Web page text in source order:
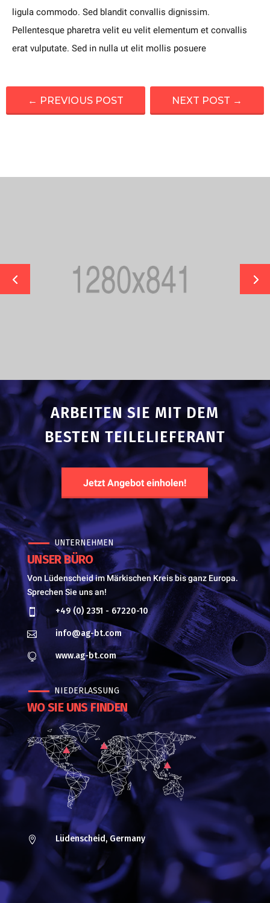
ligula commodo. Sed blandit convallis dignissim.
Pellentesque pharetra velit eu velit elementum et convallis
erat vulputate. Sed in nulla ut elit mollis posuere
← PREVIOUS POST NEXT POST →
ARBEITEN SIE MIT DEM
BESTEN TEILELIEFERANT
Jetzt Angebot einholen!
UNTERNEHMEN
UNSER BÜRO
Von Lüdenscheid im Märkischen Kreis bis ganz Europa.
Sprechen Sie uns an!
 +49 (0) 2351 - 67220-10
 info@ag-bt.com
 www.ag-bt.com
NIEDERLASSUNG
WO SIE UNS FINDEN
 Lüdenscheid, Germany